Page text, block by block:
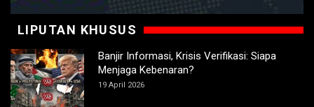
LIPUTAN KHUSUS
Banjir Informasi, Krisis Verifikasi: Siapa
Menjaga Kebenaran?
19 April 2026